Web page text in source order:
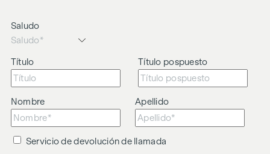
Saludo
Título Título pospuesto
Nombre Apellido
Servicio de devolución de llamada